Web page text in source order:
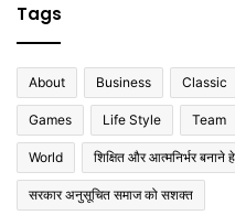
Tags
About Business Classic
Games Life Style Team
World शिक्षित और आत्मनिर्भर बनाने
सरकार अनुसूचित समाज को सशक्त